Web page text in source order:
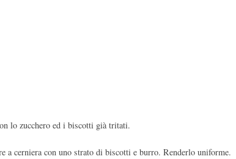
lo zucchero ed i biscotti già tritati.
a cerniera con uno strato di biscotti e burro. Renderlo uniforme.